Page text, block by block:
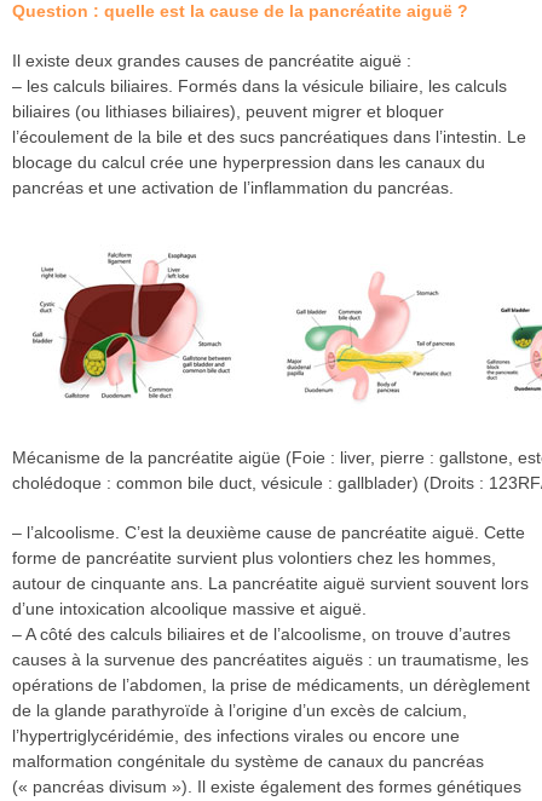
Question : quelle est la cause de la pancréatite aiguë ?
Il existe deux grandes causes de pancréatite aiguë :
– les calculs biliaires. Formés dans la vésicule biliaire, les calculs
biliaires (ou lithiases biliaires), peuvent migrer et bloquer
l’écoulement de la bile et des sucs pancréatiques dans l’intestin. Le
blocage du calcul crée une hyperpression dans les canaux du
pancréas et une activation de l’inflammation du pancréas.
Mécanisme de la pancréatite aigüe (Foie : liver, pierre : gallstone,
cholédoque : common bile duct, vésicule : gallblader) (Droits :
– l’alcoolisme. C’est la deuxième cause de pancréatite aiguë. Cette
forme de pancréatite survient plus volontiers chez les hommes,
autour de cinquante ans. La pancréatite aiguë survient souvent lors
d’une intoxication alcoolique massive et aiguë.
– A côté des calculs biliaires et de l’alcoolisme, on trouve d’autres
causes à la survenue des pancréatites aiguës : un traumatisme, les
opérations de l’abdomen, la prise de médicaments, un dérèglement
de la glande parathyroïde à l’origine d’un excès de calcium,
l’hypertriglycéridémie, des infections virales ou encore une
malformation congénitale du système de canaux du pancréas
(« pancréas divisum »). Il existe également des formes génétiques